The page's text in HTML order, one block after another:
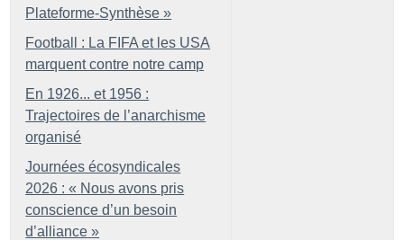
Plateforme-Synthèse »
Football : La FIFA et les USA
marquent contre notre camp
En 1926... et 1956 :
Trajectoires de l’anarchisme
organisé
Journées écosyndicales
2026 : « Nous avons pris
conscience d’un besoin
d’alliance »